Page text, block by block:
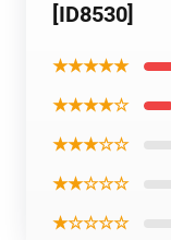
[ID8530]
★★★★★
★★★★☆
★★★☆☆
★★☆☆☆
★☆☆☆☆